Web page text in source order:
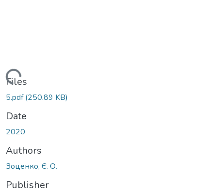
Loading...
Files
5.pdf(250.89 KB)
Date
2020
Authors
Зоценко, Є. О.
Publisher